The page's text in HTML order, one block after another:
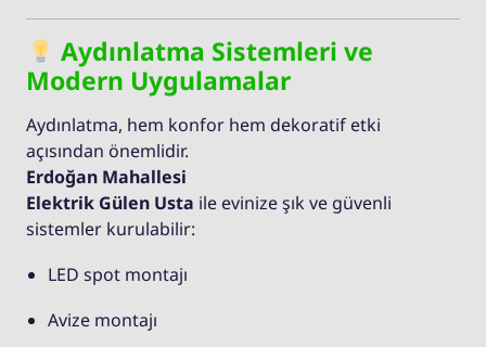
Aydınlatma Sistemleri ve
Modern Uygulamalar
Aydınlatma, hem konfor hem dekoratif etki
açısından önemlidir.
Erdoğan Mahallesi
Elektrik Gülen Usta ile evinize şık ve güvenli
sistemler kurulabilir:
LED spot montajı
Avize montajı